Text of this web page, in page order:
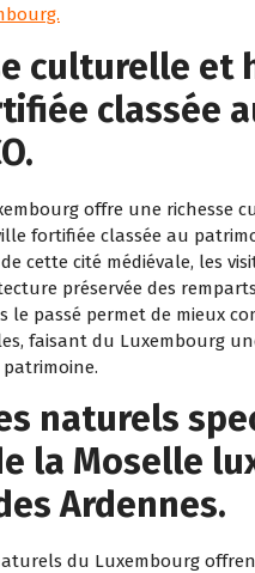
culturelle et
classée
offre une
fortifiée classée au
cette cité médiévale, les
préservée des
le passé permet de mieux
faisant du Luxembourg
patrimoine.
naturels
la Moselle
Ardennes.
du Luxembourg